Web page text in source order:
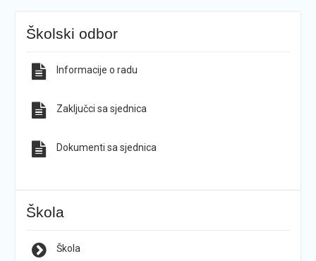
Školski odbor
Informacije o radu
Zaključci sa sjednica
Dokumenti sa sjednica
Škola
Škola